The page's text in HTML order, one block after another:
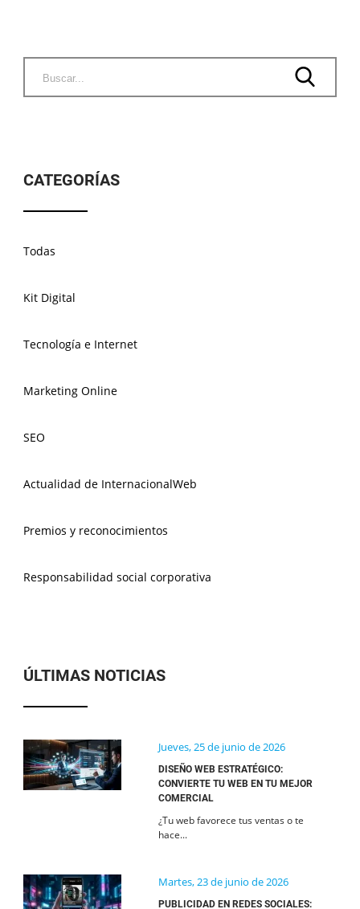
CATEGORÍAS
Todas
Kit Digital
Tecnología e Internet
Marketing Online
SEO
Actualidad de InternacionalWeb
Premios y reconocimientos
Responsabilidad social corporativa
ÚLTIMAS NOTICIAS
Jueves, 25 de junio de 2026
DISEÑO WEB ESTRATÉGICO:
CONVIERTE TU WEB EN TU MEJOR
COMERCIAL
¿Tu web favorece tus ventas o te
hace...
Martes, 23 de junio de 2026
PUBLICIDAD EN REDES SOCIALES: